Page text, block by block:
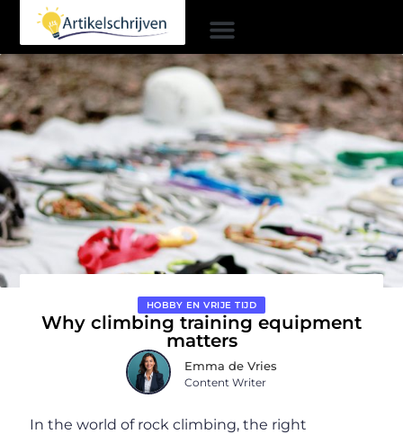
HOBBY EN VRIJE TIJD
Why climbing training equipment
matters
Emma de Vries
Content Writer
In the world of rock climbing, the right